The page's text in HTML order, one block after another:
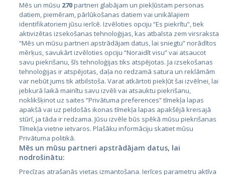
Valstis
Igaunija
Latvija
Lietuva
City24.lv
Mēs un mūsu 270partneri glabājam un piekļūstam personas
datiem, piemēram, pārlūkošanas datiem vai unikālajiem
identifikatoriem jūsu ierīcē. Izvēloties opciju “Es piekrītu”, tiek
aktivizētas izsekošanas tehnoloģijas, kas atbalsta zem virsraksta
“Mēs un mūsu partneri apstrādājam datus, lai sniegtu” norādītos
mērķus, savukārt izvēloties opciju “Noraidīt visu” vai atsaucot
savu piekrišanu, šīs tehnoloģijas tiks atspējotas. Ja izsekošanas
tehnoloģijas ir atspējotas, daļa no redzamā satura un reklāmām
var nebūt jums tik atbilstoša. Varat atkārtoti piekļūt šai izvēlnei, lai
jebkurā laikā mainītu savu izvēli vai atsauktu piekrišanu,
noklikšķinot uz saites “Privātuma preferences” tīmekļa lapas
apakšā vai uz peldošās ikonas tīmekļa lapas apakšējā kreisajā
stūrī, ja tāda ir redzama. Jūsu izvēle būs spēkā mūsu piekrišanas
Tīmekļa vietne ietvaros. Plašāku informāciju skatiet mūsu
Privātuma politikā.
Mēs un mūsu partneri apstrādājam datus, lai
nodrošinātu:
Precīzas atrašanās vietas izmantošana. Ierīces parametru aktīva